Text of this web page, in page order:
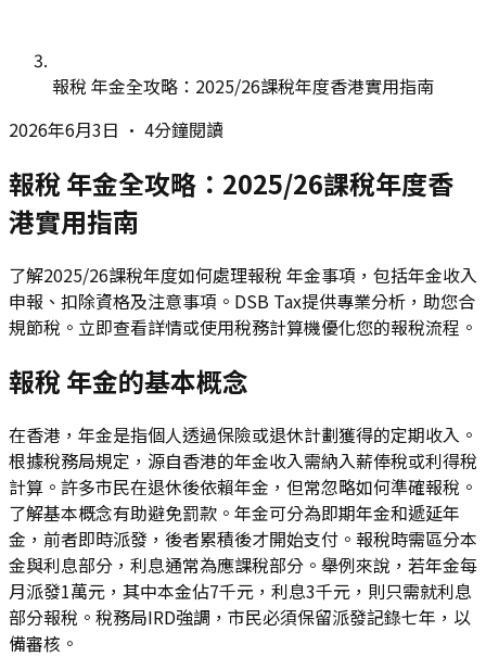
報稅 年金全攻略：2025/26課稅年度香港實用指南
2026年6月3日 • 4分鐘閱讀
報稅 年金全攻略：2025/26課稅年度香
港實用指南
了解2025/26課稅年度如何處理報稅 年金事項，包括年金收入
申報、扣除資格及注意事項。DSB Tax提供專業分析，助您合
規節稅。立即查看詳情或使用稅務計算機優化您的報稅流程。
報稅 年金的基本概念
在香港，年金是指個人透過保險或退休計劃獲得的定期收入。
根據稅務局規定，源自香港的年金收入需納入薪俸稅或利得稅
計算。許多市民在退休後依賴年金，但常忽略如何準確報稅。
了解基本概念有助避免罰款。年金可分為即期年金和遞延年
金，前者即時派發，後者累積後才開始支付。報稅時需區分本
金與利息部分，利息通常為應課稅部分。舉例來說，若年金每
月派發1萬元，其中本金佔7千元，利息3千元，則只需就利息
部分報稅。稅務局IRD強調，市民必須保留派發記錄七年，以
備審核。